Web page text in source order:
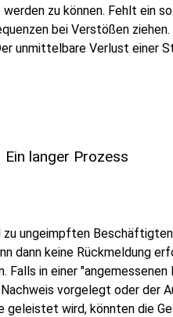
zu können. Fehlt ein
bei Verstößen
unmittelbare Verlust einer
langer Prozess
zu ungeimpften
dann keine Rückmeldung
Falls in einer
vorgelegt oder der
geleistet wird, könnten die